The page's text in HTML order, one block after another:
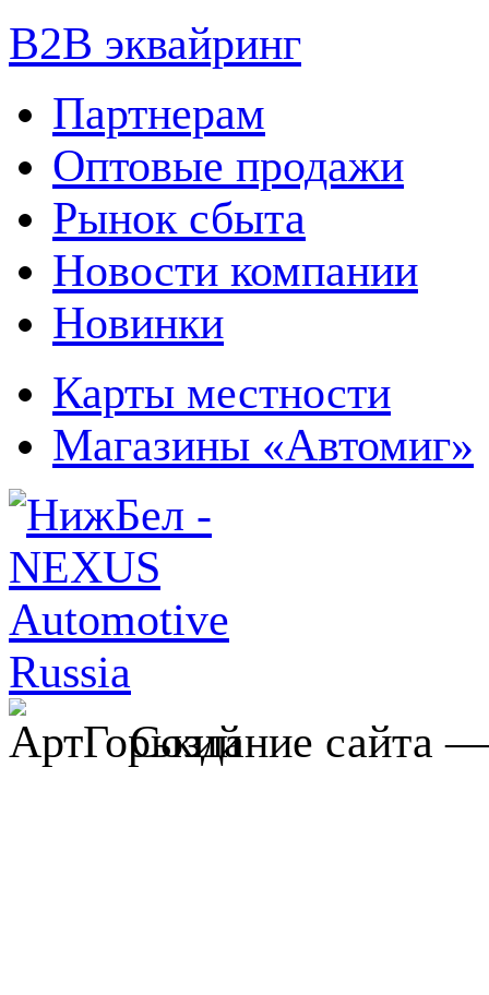
B2B эквайринг
Партнерам
Оптовые продажи
Рынок сбыта
Новости компании
Новинки
Карты местности
Магазины «Автомиг»
Создание сайта